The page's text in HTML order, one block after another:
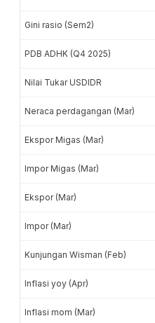
Gini rasio (Sem2)
PDB ADHK (Q4 2025)
Nilai Tukar USDIDR
Neraca perdagangan (Mar)
Ekspor Migas (Mar)
Impor Migas (Mar)
Ekspor (Mar)
Impor (Mar)
Kunjungan Wisman (Feb)
Inflasi yoy (Apr)
Inflasi mom (Mar)